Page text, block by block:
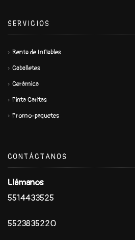
SERVICIOS
Renta de Inflables
Caballetes
Cerámica
Pinta Caritas
Promo-paquetes
CONTÁCTANOS
Llámanos
5514433525
5523835220